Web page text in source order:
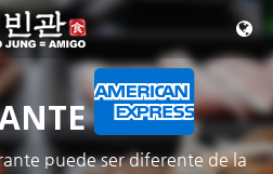
건너뛰기
puede ser diferente de la